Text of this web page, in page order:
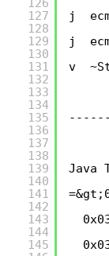
127
128
129
130
131
132
133
134
135
136
137
138
139
140
141
142
143
144
145
j
j
v
Java